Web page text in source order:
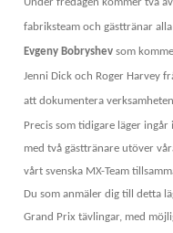
Under fredagen kommer två
fabriksteam och gästtränar
Evgeny Bobryshev som
Jenni Dick och Roger Harvey
att dokumentera
Precis som tidigare läger
med två gästtränare utöver
vårt svenska MX-Team
Du som anmäler dig till detta
Grand Prix tävlingar, med